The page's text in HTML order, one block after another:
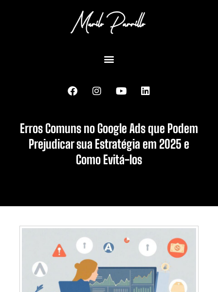
Erros Comuns no Google Ads que Podem
Prejudicar sua Estratégia em 2025 e
Como Evitá-los